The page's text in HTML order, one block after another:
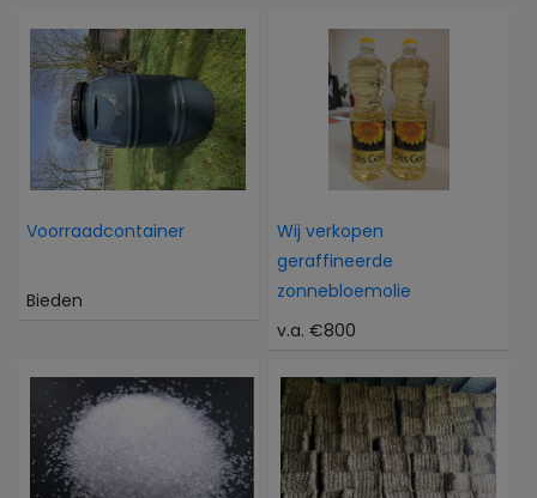
Voorraadcontainer
Bieden
Wij verkopen
geraffineerde
zonnebloemolie
v.a. €800